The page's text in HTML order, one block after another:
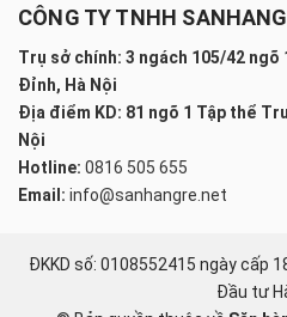
CÔNG TY TNHH
Trụ sở chính: 3 ngách 105/42 ngõ
Đỉnh, Hà Nội
Địa điểm KD: 81 ngõ 1 Tập thể
Nội
Hotline: 0816 505 655
Email: info@sanhangre.net
ĐKKD số: 0108552415 ngày cấp
Đầu tư